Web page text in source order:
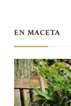
EN MACETA